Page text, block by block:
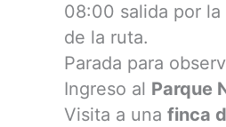
08:00 salida por la
de la ruta.
Parada para
Ingreso al Parque
Visita a una finca